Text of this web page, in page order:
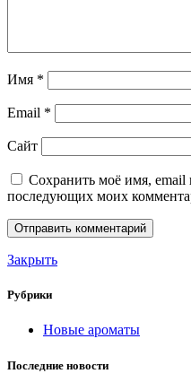
Имя *
Email *
Сайт
Сохранить моё имя, email
последующих моих
Закрыть
Рубрики
Новые ароматы
Последние новости